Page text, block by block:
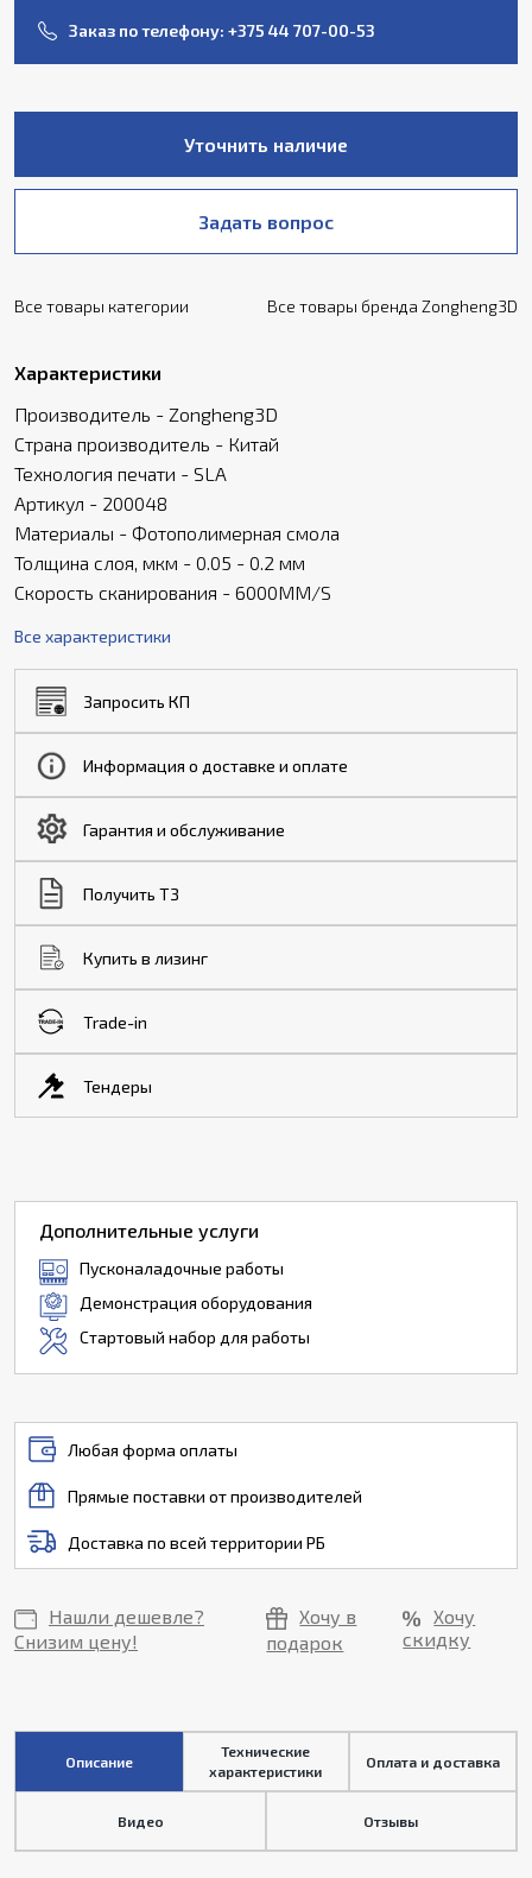
Заказ по телефону: +375 44 707-00-53
Уточнить наличие
Задать вопрос
Все товары категории Все товары бренда Zongheng3D
Характеристики
Производитель - Zongheng3D
Страна производитель - Китай
Технология печати - SLA
Артикул - 200048
Материалы - Фотополимерная смола
Толщина слоя, мкм - 0.05 - 0.2 мм
Скорость сканирования - 6000MM/S
Все характеристики
Запросить КП
Информация о доставке и оплате
Гарантия и обслуживание
Получить ТЗ
Купить в лизинг
Trade-in
Тендеры
Дополнительные услуги
Пусконаладочные работы
Демонстрация оборудования
Стартовый набор для работы
Любая форма оплаты
Прямые поставки от производителей
Доставка по всей территории РБ
Нашли дешевле?
Снизим цену!
Хочу в
подарок
Хочу
скидку
Описание
Технические
характеристики
Оплата и доставка
Видео Отзывы